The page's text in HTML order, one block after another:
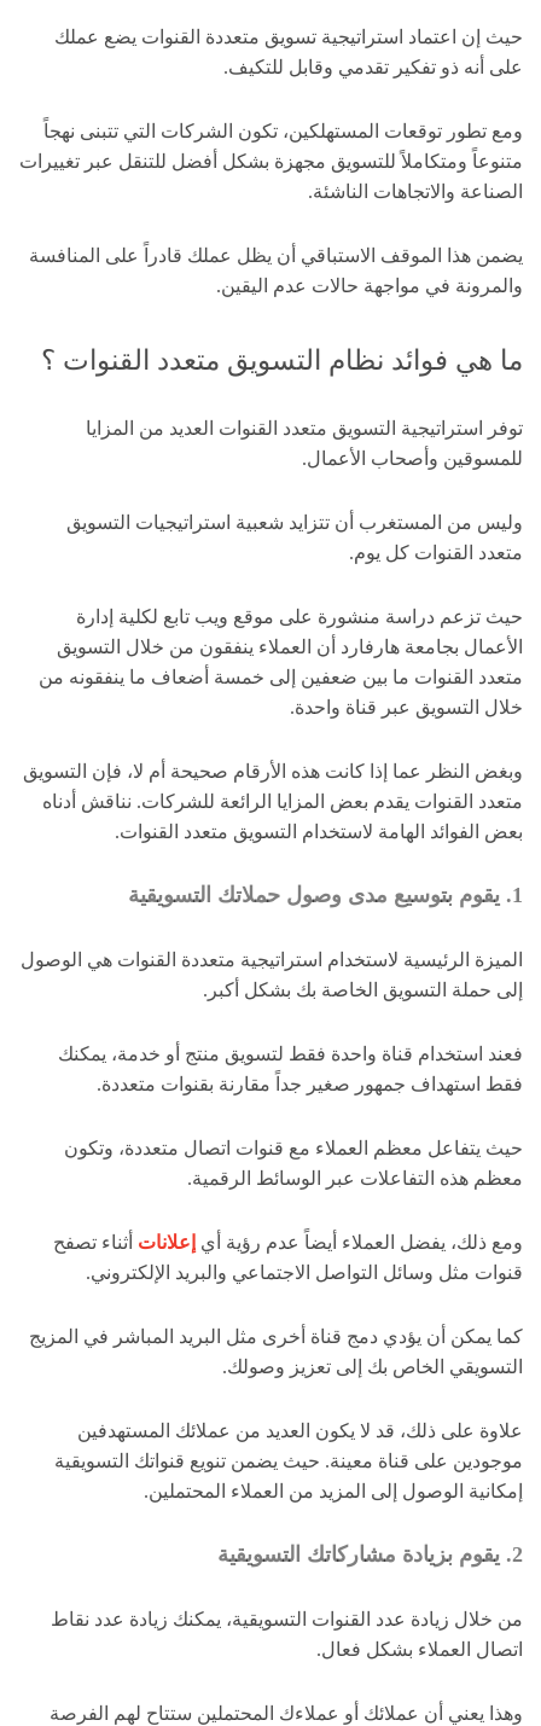
حيث إن اعتماد استراتيجية تسويق متعددة القنوات يضع عملك
على أنه ذو تفكير تقدمي وقابل للتكيف.
ومع تطور توقعات المستهلكين، تكون الشركات التي تتبنى نهجاً
متنوعاً ومتكاملاً للتسويق مجهزة بشكل أفضل للتنقل عبر تغييرات
الصناعة والاتجاهات الناشئة.
يضمن هذا الموقف الاستباقي أن يظل عملك قادراً على المنافسة
والمرونة في مواجهة حالات عدم اليقين.
ما هي فوائد نظام التسويق متعدد القنوات ؟
توفر استراتيجية التسويق متعدد القنوات العديد من المزايا
للمسوقين وأصحاب الأعمال.
وليس من المستغرب أن تتزايد شعبية استراتيجيات التسويق
متعدد القنوات كل يوم.
حيث تزعم دراسة منشورة على موقع ويب تابع لكلية إدارة
الأعمال بجامعة هارفارد أن العملاء ينفقون من خلال التسويق
متعدد القنوات ما بين ضعفين إلى خمسة أضعاف ما ينفقونه من
خلال التسويق عبر قناة واحدة.
وبغض النظر عما إذا كانت هذه الأرقام صحيحة أم لا، فإن التسويق
متعدد القنوات يقدم بعض المزايا الرائعة للشركات. نناقش أدناه
بعض الفوائد الهامة لاستخدام التسويق متعدد القنوات.
1. يقوم بتوسيع مدى وصول حملاتك التسويقية
الميزة الرئيسية لاستخدام استراتيجية متعددة القنوات هي الوصول
إلى حملة التسويق الخاصة بك بشكل أكبر.
فعند استخدام قناة واحدة فقط لتسويق منتج أو خدمة، يمكنك
فقط استهداف جمهور صغير جداً مقارنة بقنوات متعددة.
حيث يتفاعل معظم العملاء مع قنوات اتصال متعددة، وتكون
معظم هذه التفاعلات عبر الوسائط الرقمية.
ومع ذلك، يفضل العملاء أيضاً عدم رؤية أي إعلانات أثناء تصفح
قنوات مثل وسائل التواصل الاجتماعي والبريد الإلكتروني.
كما يمكن أن يؤدي دمج قناة أخرى مثل البريد المباشر في المزيج
التسويقي الخاص بك إلى تعزيز وصولك.
علاوة على ذلك، قد لا يكون العديد من عملائك المستهدفين
موجودين على قناة معينة. حيث يضمن تنويع قنواتك التسويقية
إمكانية الوصول إلى المزيد من العملاء المحتملين.
2. يقوم بزيادة مشاركاتك التسويقية
من خلال زيادة عدد القنوات التسويقية، يمكنك زيادة عدد نقاط
اتصال العملاء بشكل فعال.
وهذا يعني أن عملائك أو عملاءك المحتملين ستتاح لهم الفرصة